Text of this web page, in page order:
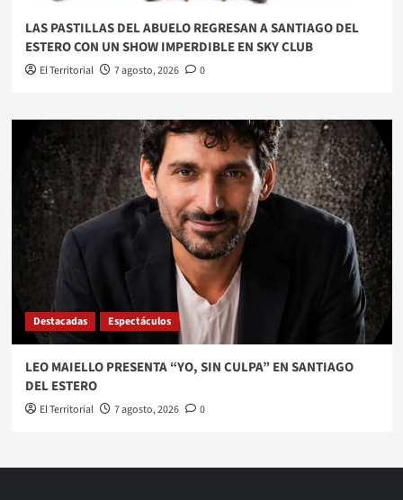
LAS PASTILLAS DEL ABUELO REGRESAN A SANTIAGO DEL
ESTERO CON UN SHOW IMPERDIBLE EN SKY CLUB
El Territorial 7 agosto, 2026 0
Destacadas Espectáculos
LEO MAIELLO PRESENTA “YO, SIN CULPA” EN SANTIAGO
DEL ESTERO
El Territorial 7 agosto, 2026 0